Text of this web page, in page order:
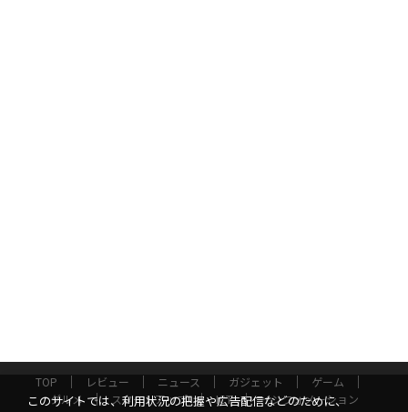
TOP レビュー ニュース ガジェット
ゲーム
グルメ
スタートアップ ICT
インフォメーション
このサイトでは、利用状況の把握や広告配信などのために、